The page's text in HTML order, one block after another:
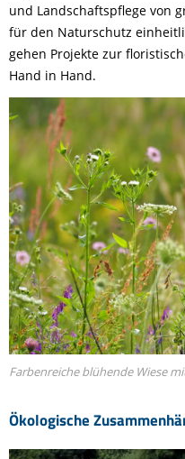
und Landschaftspflege von
für den Naturschutz
gehen Projekte zur
Hand in Hand.
Farbenreiche blühende Wiese
Ökologische